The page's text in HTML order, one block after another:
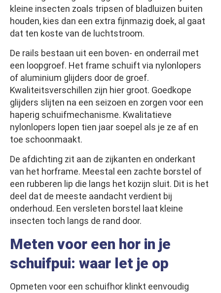
kleine insecten zoals tripsen of bladluizen buiten
houden, kies dan een extra fijnmazig doek, al gaat
dat ten koste van de luchtstroom.
De rails bestaan uit een boven- en onderrail met
een loopgroef. Het frame schuift via nylonlopers
of aluminium glijders door de groef.
Kwaliteitsverschillen zijn hier groot. Goedkope
glijders slijten na een seizoen en zorgen voor een
haperig schuifmechanisme. Kwalitatieve
nylonlopers lopen tien jaar soepel als je ze af en
toe schoonmaakt.
De afdichting zit aan de zijkanten en onderkant
van het horframe. Meestal een zachte borstel of
een rubberen lip die langs het kozijn sluit. Dit is het
deel dat de meeste aandacht verdient bij
onderhoud. Een versleten borstel laat kleine
insecten toch langs de rand door.
Meten voor een hor in je
schuifpui: waar let je op
Opmeten voor een schuifhor klinkt eenvoudig